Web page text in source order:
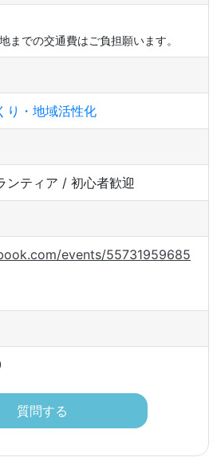
までの交通費はご負担願います。
り・地域活性化
ンティア / 初心者歓迎
events/55731959685
質問する